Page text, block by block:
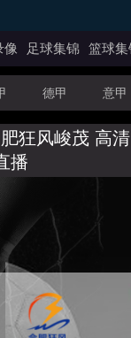
像 足球集锦 篮球集
德甲 意甲
狂风峻茂 高清
播